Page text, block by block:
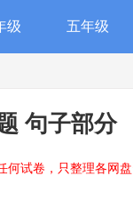
级 五年级
句子部分
试卷，只整理各网